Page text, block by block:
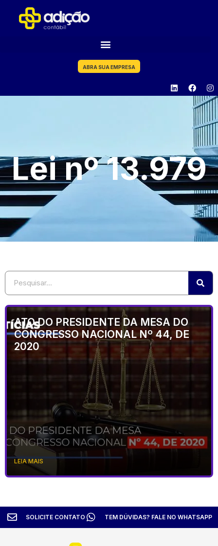
ABRA SUA EMPRESA
Lei nº 13.979
ATO DO PRESIDENTE DA MESA DO
CONGRESSO NACIONAL Nº 44, DE
2020
LEIA MAIS
SOLICITE CONTATO TEM DÚVIDAS? FALE NO WHATSAPP